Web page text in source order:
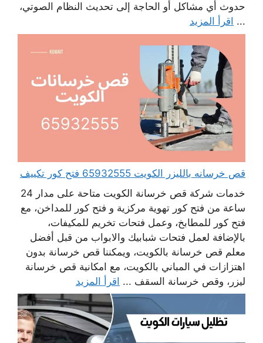
حدوث أي مشاكل أو الحاجة إلى تحديث النظام الصوتي،
... اقرأ المزيد
قص خرسانه بالليزر الكويت 65932555 فتح كور تكييف
خدمات شركة قص خرسانة الكويت متاحة على مدار 24
ساعة من فتح كور تهوية مركزية و فتح كور للمداخن، مع
فتح كور للمطابخ، وعمل فتحات تخريم للمكيفات،
بالإضافة لعمل فتحات شبابيك والابواب من قبل أفضل
معلم قص خرسانة بالكويت، ويمكننا قص خرسانة بدون
اهتزازات في المباني بالكويت، مع امكانية قص خرسانة
ليزر، وقص خرسانة السقف ... اقرأ المزيد